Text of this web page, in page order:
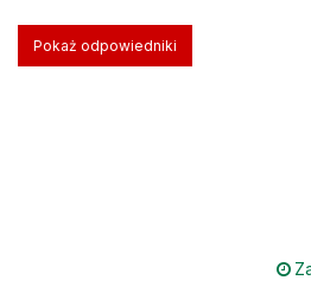
Pokaż odpowiedniki